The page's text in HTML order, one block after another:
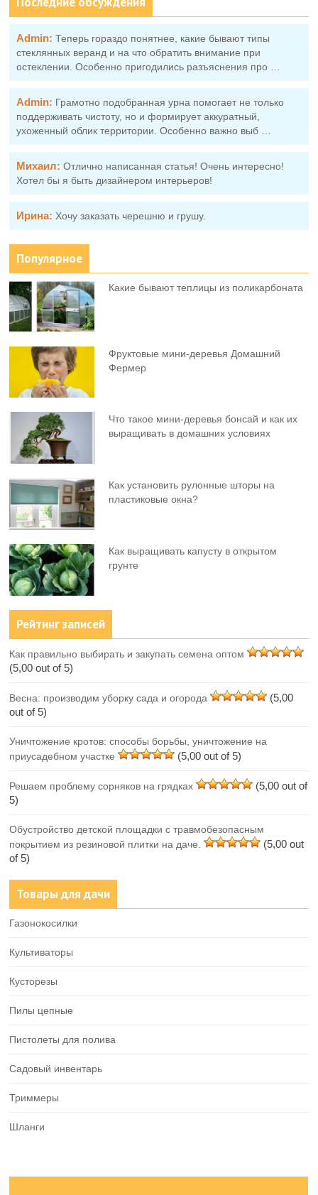
Admin: Теперь гораздо понятнее, какие бывают типы
стеклянных веранд и на что обратить внимание при
остеклении. Особенно пригодились разъяснения про …
Admin: Грамотно подобранная урна помогает не только
поддерживать чистоту, но и формирует аккуратный,
ухоженный облик территории. Особенно важно выб …
Михаил: Отлично написанная статья! Очень интересно!
Хотел бы я быть дизайнером интерьеров!
Ирина: Хочу заказать черешню и грушу.
Популярное
Какие бывают теплицы из поликарбоната
Фруктовыe мини-деревья Домашний
Фермер
Что такое мини-деревья бонсай и как их
выращивать в домашних условиях
Как установить рулонные шторы на
пластиковые окна?
Как выращивать капусту в открытом
грунте
Рейтинг записей
Как правильно выбирать и закупать семена оптом
(5,00 out of 5)
Весна: производим уборку сада и огорода
(5,00
out of 5)
Уничтожение кротов: способы борьбы, уничтожение на
приусадебном участке
(5,00 out of 5)
Решаем проблему сорняков на грядках
(5,00 out of
5)
Обустройство детской площадки с травмобезопасным
покрытием из резиновой плитки на даче.
(5,00 out
of 5)
Товары для дачи
Газонокосилки
Культиваторы
Кусторезы
Пилы цепные
Пистолеты для полива
Садовый инвентарь
Триммеры
Шланги